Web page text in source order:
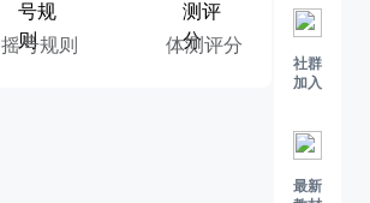
社群
加入
最新
摇号规则 体测评分